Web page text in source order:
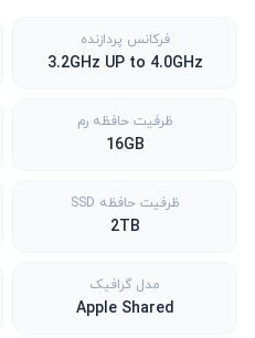
فرکانس پردازنده
3.2GHz UP to 4.0GHz
ظرفیت حافظه رم
16GB
ظرفیت حافظه SSD
2TB
مدل گرافیک
Apple Shared